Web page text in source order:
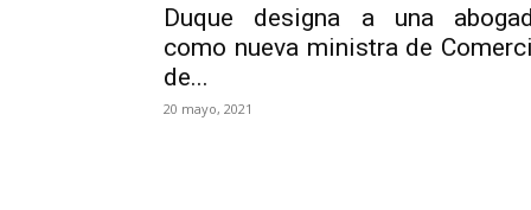
Duque designa a una
como nueva ministra de
de...
20 mayo, 2021